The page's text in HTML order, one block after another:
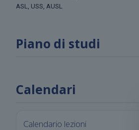
ASL, USS, AUSL
Piano di studi
Calendari
Calendario lezioni